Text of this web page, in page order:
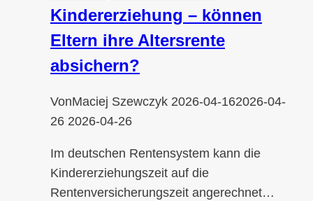
Kindererziehung – können
Eltern ihre Altersrente
absichern?
VonMaciej Szewczyk 2026-04-162026-04-
26 2026-04-26
Im deutschen Rentensystem kann die
Kindererziehungszeit auf die
Rentenversicherungszeit angerechnet…